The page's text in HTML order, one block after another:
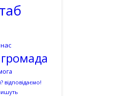
громада
відповідаємо!